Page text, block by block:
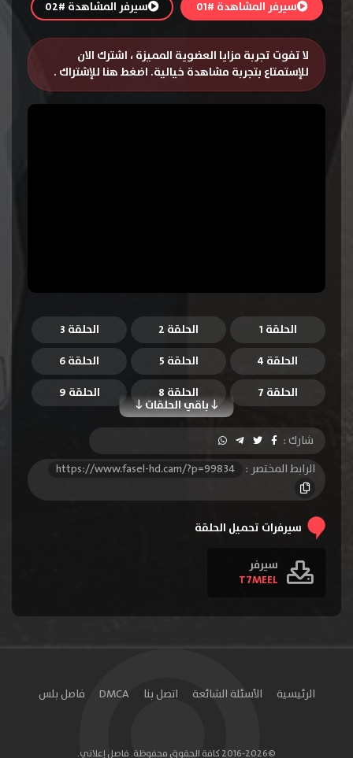
سيرفر المشاهدة #01 سيرفر المشاهدة #02
لا تفوت تجربة مزايا العضوية المميزة ، اشترك الان
للإستمتاع بتجربة مشاهدة خيالية. اضغط هنا للإشتراك .
الحلقة 1 الحلقة 2
الحلقة 3
الحلقة 4
الحلقة 5 الحلقة 6
باقي الحلقات
الحلقة 7 الحلقة 8
الحلقة 9
الحلقة 10
الحلقة 11
الحلقة 12
الحلقة 13
الحلقة 14
الحلقة 15
الحلقة 25
الحلقة 29
شارك :
الرابط المختصر :
https://www.fasel-hd.cam/?p=99834
سيرفرات تحميل الحلقة
سيرفر
T7MEEL
الرئيسية الأسئلة الشائعة اتصل بنا DMCA فاصل بلس
©2016-2026 كافة الحقوق محفوظة. فاصل إعلاني.